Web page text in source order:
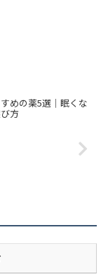
めの薬5選｜眠くな
方